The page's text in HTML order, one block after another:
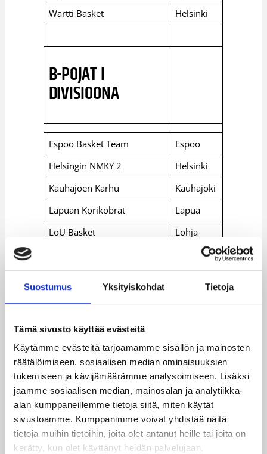
Suostumus Yksityiskohdat Tietoja
Tämä sivusto käyttää evästeitä
Käytämme evästeitä tarjoamamme sisällön ja mainosten
räätälöimiseen, sosiaalisen median ominaisuuksien
tukemiseen ja kävijämäärämme analysoimiseen. Lisäksi
jaamme sosiaalisen median, mainosalan ja analytiikka-
alan kumppaneillemme tietoja siitä, miten käytät
sivustoamme. Kumppanimme voivat yhdistää näitä
tietoja muihin tietoihin, joita olet antanut heille tai joita on
kerätty, kun olet käyttänyt heidän palvelujaan.
Wartti Basket
Helsinki
B-POJAT I
DIVISIOONA
Espoo Basket Team
Espoo
Helsingin NMKY 2
Helsinki
Kauhajoen Karhu
Kauhajoki
Lapuan Korikobrat
Lapua
LoU Basket
Lohja
Ura Basket
Kaarina
B-TYTTÖJEN SM-
SARJA